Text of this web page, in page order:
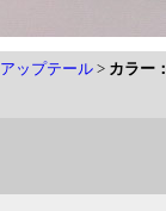
アップテール > カラー：